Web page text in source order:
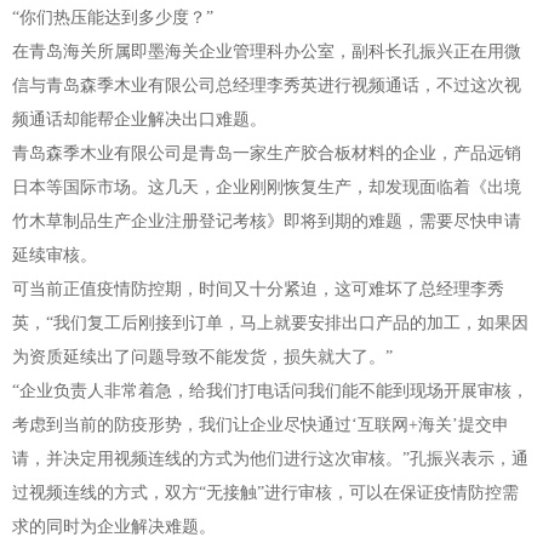
“你们热压能达到多少度？”
在青岛海关所属即墨海关企业管理科办公室，副科长孔振兴正在用微
信与青岛森季木业有限公司总经理李秀英进行视频通话，不过这次视
频通话却能帮企业解决出口难题。
青岛森季木业有限公司是青岛一家生产胶合板材料的企业，产品远销
日本等国际市场。这几天，企业刚刚恢复生产，却发现面临着《出境
竹木草制品生产企业注册登记考核》即将到期的难题，需要尽快申请
延续审核。
可当前正值疫情防控期，时间又十分紧迫，这可难坏了总经理李秀
英，“我们复工后刚接到订单，马上就要安排出口产品的加工，如果因
为资质延续出了问题导致不能发货，损失就大了。”
“企业负责人非常着急，给我们打电话问我们能不能到现场开展审核，
考虑到当前的防疫形势，我们让企业尽快通过‘互联网+海关’提交申
请，并决定用视频连线的方式为他们进行这次审核。”孔振兴表示，通
过视频连线的方式，双方“无接触”进行审核，可以在保证疫情防控需
求的同时为企业解决难题。